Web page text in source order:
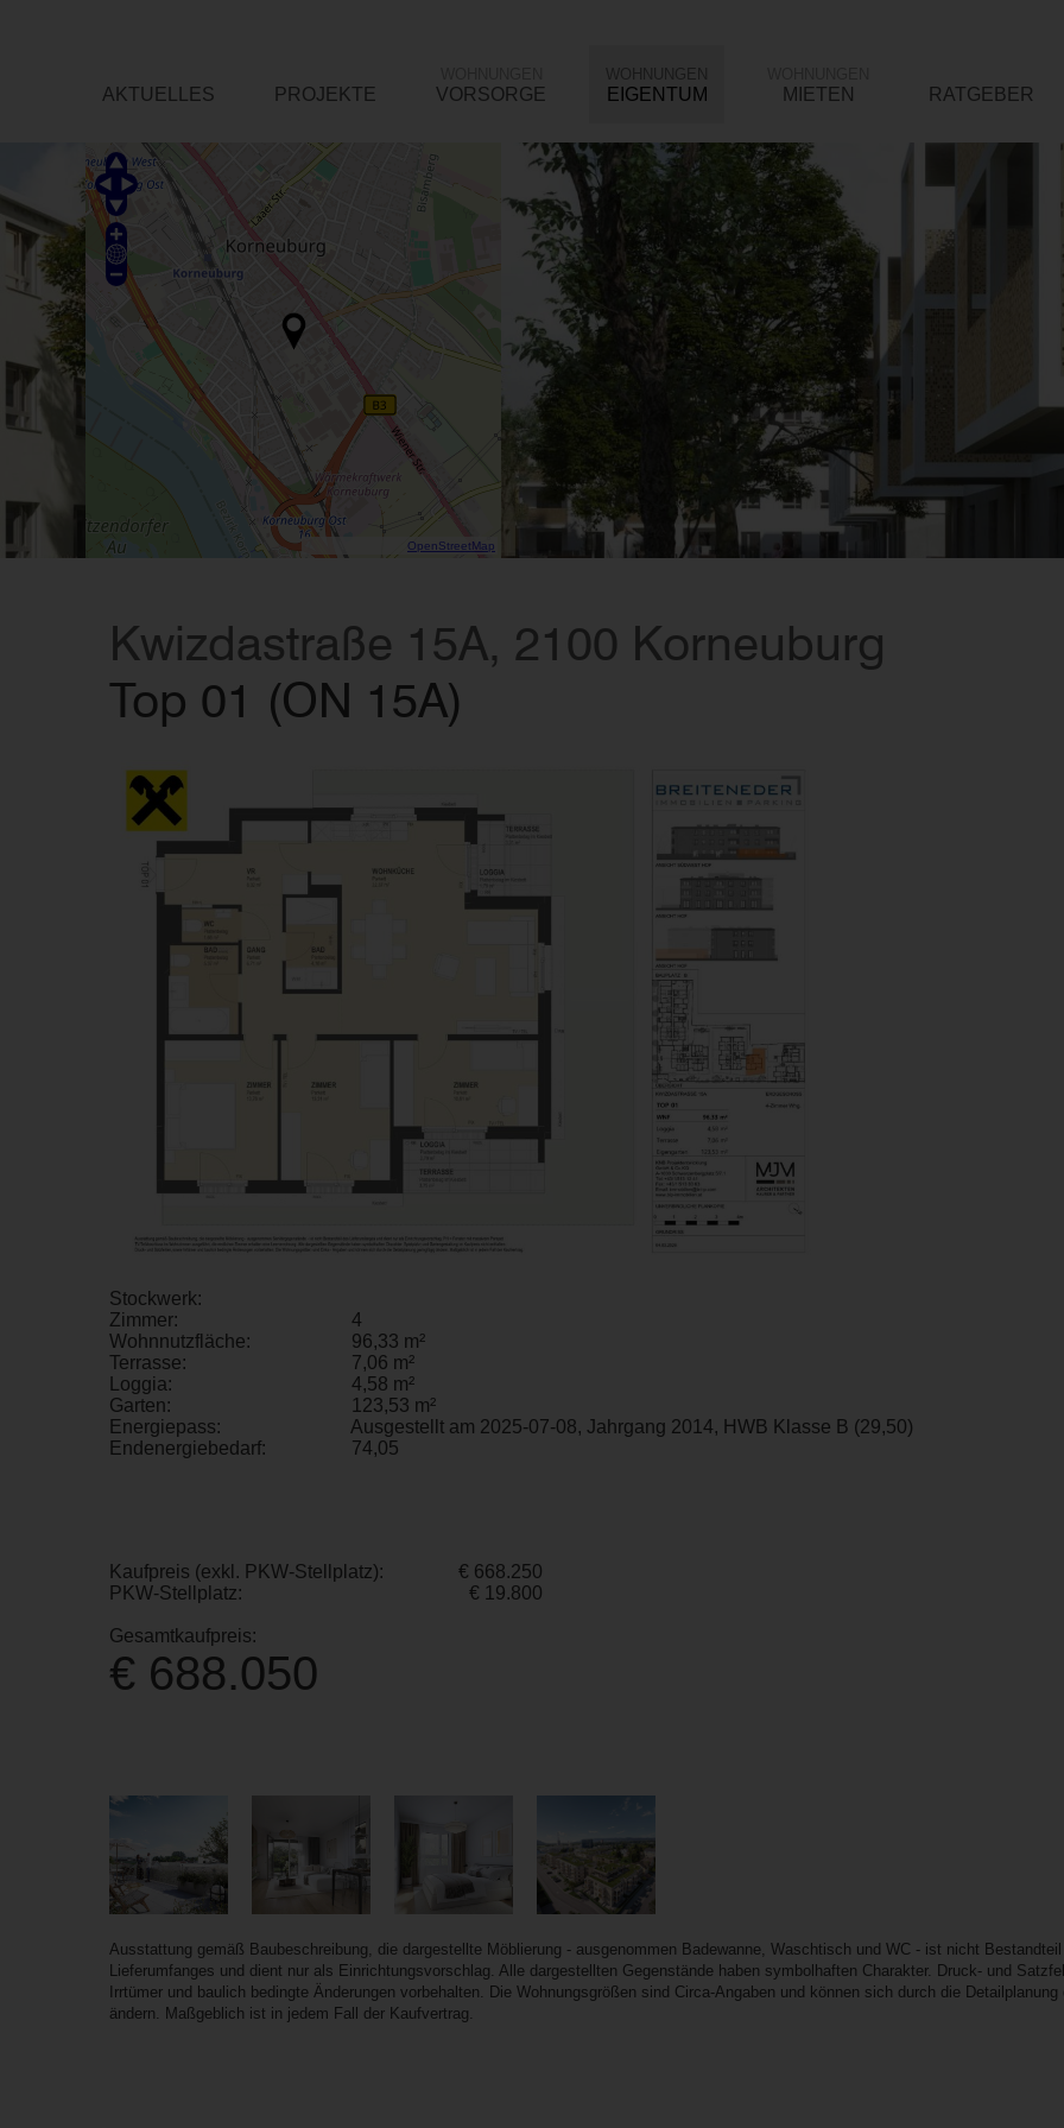
AKTUELLES PROJEKTE VORSORGE EIGENTUM MIETEN RATGEBER
OpenStreetMap
Kwizdastraße 15A, 2100 Korneuburg
Top 01 (ON 15A)
Stockwerk:
Zimmer:
4
Wohnnutzfläche:
96,33 m²
Terrasse:
7,06 m²
Loggia:
4,58 m²
Garten:
123,53 m²
Energiepass:
Ausgestellt am 2025-07-08, Jahrgang 2014, HWB Klasse B (29,50)
Endenergiebedarf:
74,05
Kaufpreis (exkl. PKW-Stellplatz):
€ 668.250
PKW-Stellplatz:
€ 19.800
Gesamtkaufpreis:
€ 688.050
Ausstattung gemäß Baubeschreibung, die dargestellte Möblierung - ausgenommen Badewanne, Waschtisch und WC - ist nicht
Lieferumfanges und dient nur als Einrichtungsvorschlag. Alle dargestellten Gegenstände haben symbolhaften Charakter. Druck- und
Irrtümer und baulich bedingte Änderungen vorbehalten. Die Wohnungsgrößen sind Circa-Angaben und können sich durch die Detailplanung
ändern. Maßgeblich ist in jedem Fall der Kaufvertrag.